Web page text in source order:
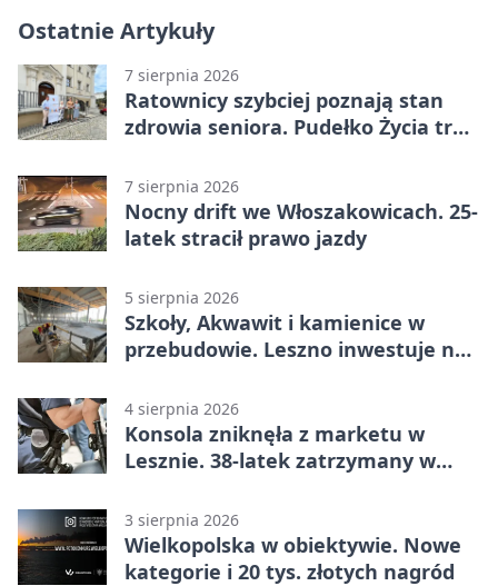
Ostatnie Artykuły
7 sierpnia 2026
Ratownicy szybciej poznają stan
zdrowia seniora. Pudełko Życia trafi
7 sierpnia 2026
Nocny drift we Włoszakowicach. 25-
latek stracił prawo jazdy
5 sierpnia 2026
Szkoły, Akwawit i kamienice w
przebudowie. Leszno inwestuje na
4 sierpnia 2026
Konsola zniknęła z marketu w
Lesznie. 38-latek zatrzymany w
3 sierpnia 2026
Wielkopolska w obiektywie. Nowe
kategorie i 20 tys. złotych nagród